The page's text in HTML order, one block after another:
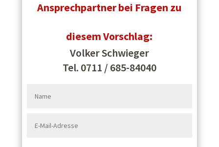
Ansprechpartner bei Fragen zu
diesem Vorschlag:
Volker Schwieger
Tel. 0711 / 685-84040